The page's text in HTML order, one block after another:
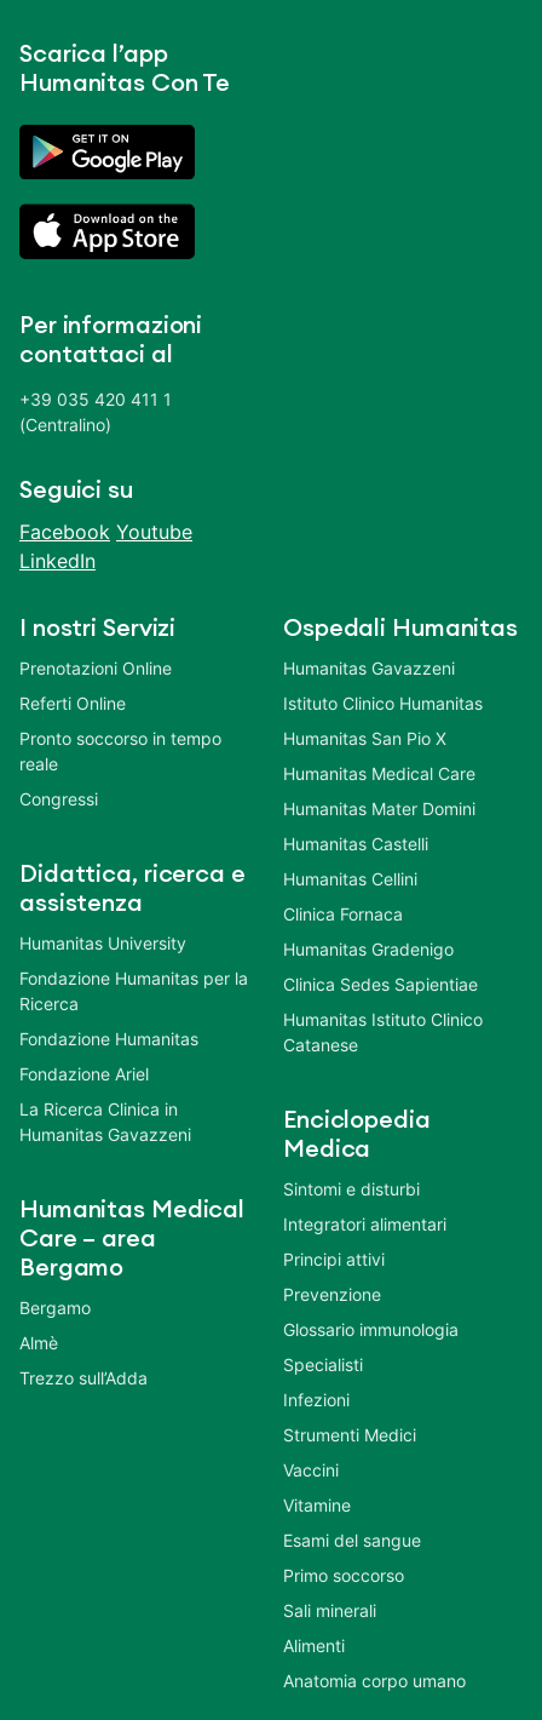
Scarica l’app
Humanitas Con Te
Per informazioni
contattaci al
+39 035 420 411 1
(Centralino)
Seguici su
Facebook Youtube
LinkedIn
I nostri Servizi
Prenotazioni Online
Referti Online
Pronto soccorso in tempo
reale
Congressi
Didattica, ricerca e
assistenza
Humanitas University
Fondazione Humanitas per la
Ricerca
Fondazione Humanitas
Fondazione Ariel
La Ricerca Clinica in
Humanitas Gavazzeni
Humanitas Medical
Care – area
Bergamo
Bergamo
Almè
Trezzo sull’Adda
Ospedali Humanitas
Humanitas Gavazzeni
Istituto Clinico Humanitas
Humanitas San Pio X
Humanitas Medical Care
Humanitas Mater Domini
Humanitas Castelli
Humanitas Cellini
Clinica Fornaca
Humanitas Gradenigo
Clinica Sedes Sapientiae
Humanitas Istituto Clinico
Catanese
Enciclopedia
Medica
Sintomi e disturbi
Integratori alimentari
Principi attivi
Prevenzione
Glossario immunologia
Specialisti
Infezioni
Strumenti Medici
Vaccini
Vitamine
Esami del sangue
Primo soccorso
Sali minerali
Alimenti
Anatomia corpo umano